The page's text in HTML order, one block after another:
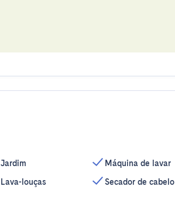
Jardim
Lava-louças
Máquina de lavar
Secador de cabelo